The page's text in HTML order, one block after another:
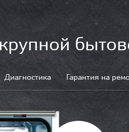
Диагностика Гарантия на